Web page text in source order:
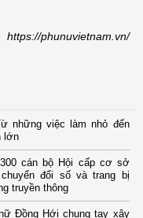
https://phunuvietnam.vn/
những việc làm nhỏ đến
lớn
cán bộ Hội cấp cơ sở
đổi số và trang bị
truyền thông
Đồng Hới chung tay xây